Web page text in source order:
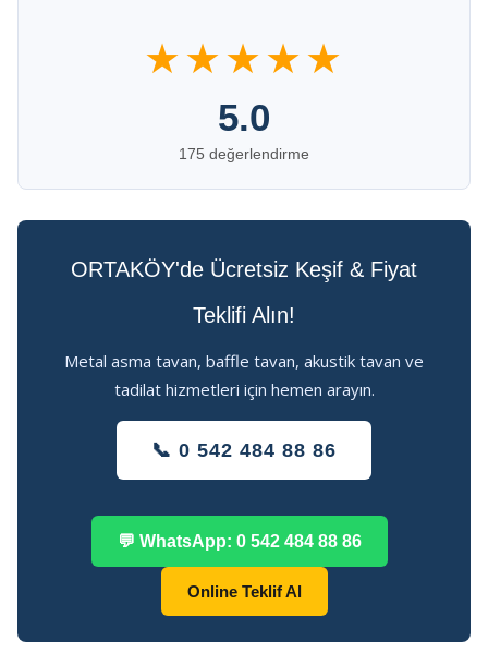
★★★★★
5.0
175 değerlendirme
ORTAKÖY'de Ücretsiz Keşif & Fiyat
Teklifi Alın!
Metal asma tavan, baffle tavan, akustik tavan ve
tadilat hizmetleri için hemen arayın.
📞 0 542 484 88 86
💬 WhatsApp: 0 542 484 88 86
Online Teklif Al